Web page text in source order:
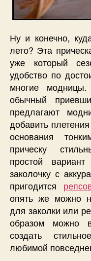
Ну и конечно,
лето? Эта
уже который
удобство по
многие
обычный
предлагают
добавить
основания
прическу
простой
заколочку с
пригодится
опять же можно
для заколки или
образом можно
создать
любимой